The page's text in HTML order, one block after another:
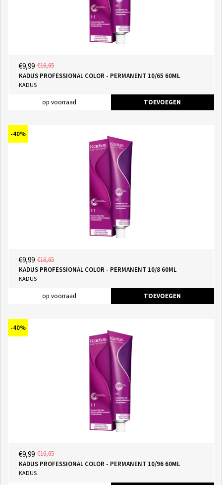
€9,99 €16,65
KADUS PROFESSIONAL COLOR - PERMANENT 10/65 60ML
KADUS
op voorraad TOEVOEGEN
-40%
€9,99 €16,65
KADUS PROFESSIONAL COLOR - PERMANENT 10/8 60ML
KADUS
op voorraad TOEVOEGEN
-40%
€9,99 €16,65
KADUS PROFESSIONAL COLOR - PERMANENT 10/96 60ML
KADUS